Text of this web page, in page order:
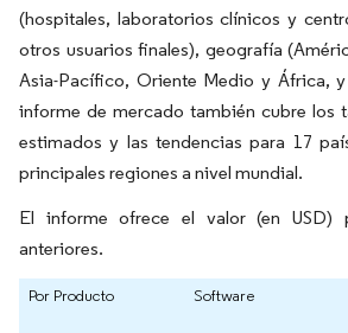
(hospitales, laboratorios clínicos y
otros usuarios finales), geografía
Asia-Pacífico, Oriente Medio y África,
informe de mercado también cubre los
estimados y las tendencias para 17
principales regiones a nivel mundial.
El informe ofrece el valor (en USD)
anteriores.
Por Producto Software